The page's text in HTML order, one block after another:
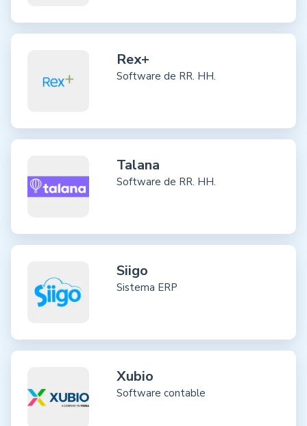
Rex+
Software de RR. HH.
Talana
Software de RR. HH.
Siigo
Sistema ERP
Xubio
Software contable